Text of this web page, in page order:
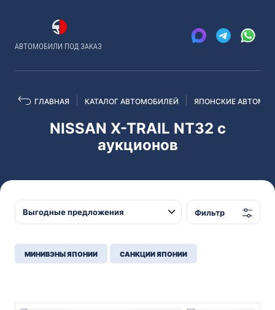
АВТОМОБИЛИ ПОД ЗАКАЗ
ГЛАВНАЯ КАТАЛОГ АВТОМОБИЛЕЙ ЯПОНСКИЕ
NISSAN X-TRAIL NT32 с
аукционов
Фильтр
МИНИВЭНЫ ЯПОНИИ САНКЦИИ ЯПОНИИ